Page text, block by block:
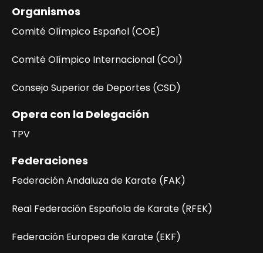
Organismos
Comité Olímpico Español (COE)
Comité Olímpico Internacional (COI)
Consejo Superior de Deportes (CSD)
Opera con la Delegación
TPV
Federaciones
Federación Andaluza de Karate (FAK)
Real Federación Española de Karate (RFEK)
Federación Europea de Karate (EKF)